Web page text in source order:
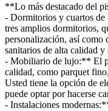
**Lo más destacado del
- Dormitorios y cuartos
tres amplios dormitorios,
personalización, así como
sanitarios de alta calidad y
- Mobiliario de lujo:** El
calidad, como parquet
Usted tiene la opción de
puede optar por hacerse
- Instalaciones